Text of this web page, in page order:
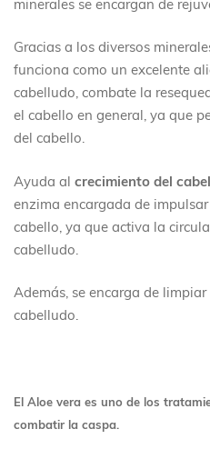
minerales se encargan de
Gracias a los diversos
funciona como un excelente
cabelludo, combate la
el cabello en general, ya que
del cabello.
Ayuda al crecimiento del
enzima encargada de
cabello, ya que activa la
cabelludo.
Además, se encarga de limpiar
cabelludo.
El Aloe vera es uno de los
combatir la caspa.